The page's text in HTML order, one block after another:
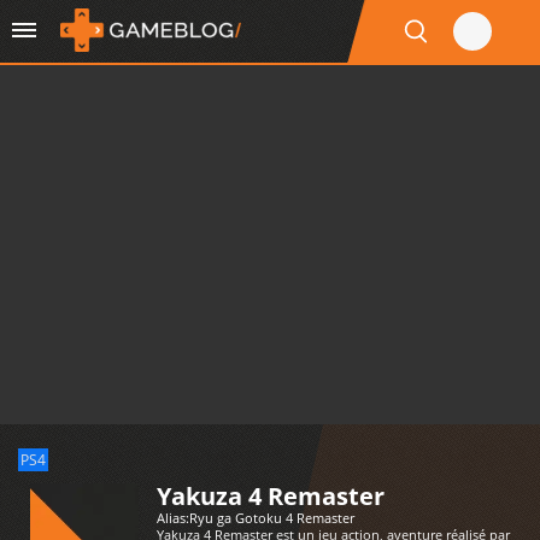
PS4
Yakuza 4 Remaster
Alias:Ryu ga Gotoku 4 Remaster
Yakuza 4 Remaster est un jeu action, aventure réalisé par